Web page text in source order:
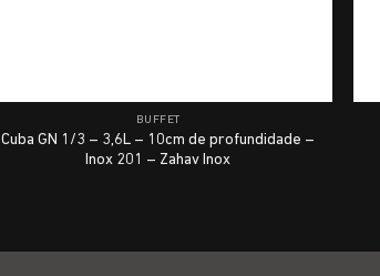
BUFFET
Cuba GN 1/3 – 3,6L – 10cm de profundidade –
Inox 201 – Zahav Inox